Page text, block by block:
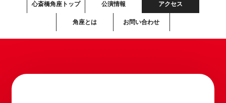
心斎橋角座トップ 公演情報 アクセス
角座とは お問い合わせ